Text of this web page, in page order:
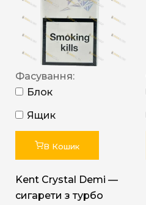
Фасування:
Блок
Ящик
В Кошик
Kent Crystal Demi —
сигарети з турбо